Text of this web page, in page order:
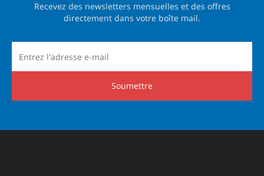
Recevez des newsletters mensuelles et des offres
directement dans votre boîte mail.
Soumettre